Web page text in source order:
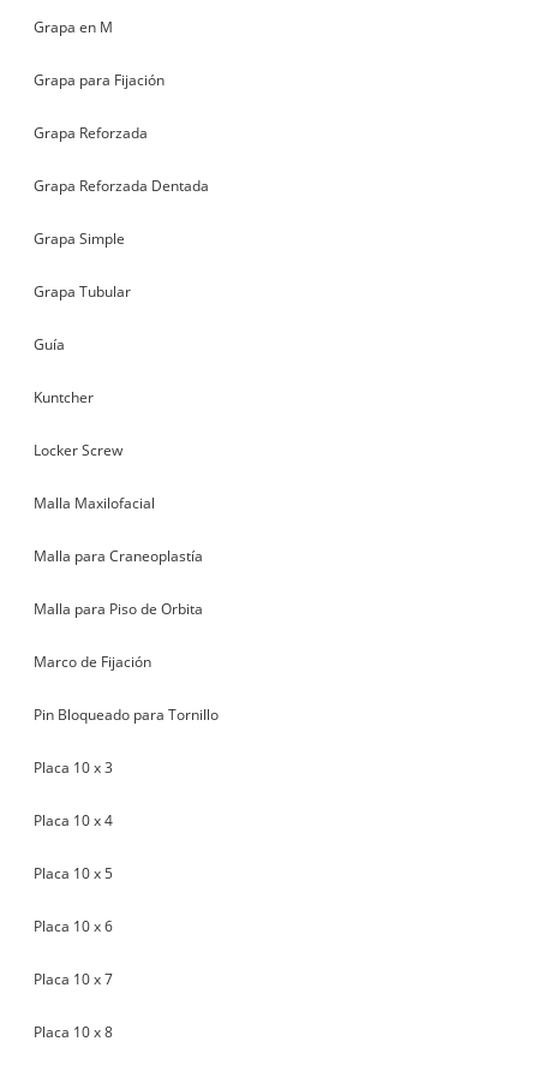
Grapa en M
Grapa para Fijación
Grapa Reforzada
Grapa Reforzada Dentada
Grapa Simple
Grapa Tubular
Guía
Kuntcher
Locker Screw
Malla Maxilofacial
Malla para Craneoplastía
Malla para Piso de Orbita
Marco de Fijación
Pin Bloqueado para Tornillo
Placa 10 x 3
Placa 10 x 4
Placa 10 x 5
Placa 10 x 6
Placa 10 x 7
Placa 10 x 8